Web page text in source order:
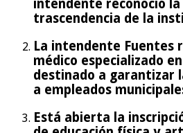
intendente reconoció
trascendencia de la
La intendente Fuentes
médico especializado
destinado a garantizar
a empleados
Está abierta la